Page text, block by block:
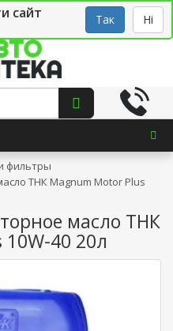
сайт
Так НіУкр
фильтры
ТНК Magnum Motor Plus
масло ТНК
40 20л